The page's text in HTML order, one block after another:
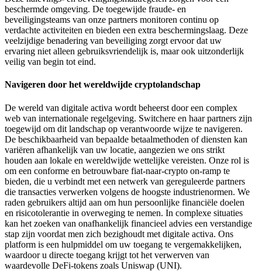
beschermde omgeving. De toegewijde fraude- en
beveiligingsteams van onze partners monitoren continu op
verdachte activiteiten en bieden een extra beschermingslaag. Deze
veelzijdige benadering van beveiliging zorgt ervoor dat uw
ervaring niet alleen gebruiksvriendelijk is, maar ook uitzonderlijk
veilig van begin tot eind.
Navigeren door het wereldwijde cryptolandschap
De wereld van digitale activa wordt beheerst door een complex
web van internationale regelgeving. Switchere en haar partners zijn
toegewijd om dit landschap op verantwoorde wijze te navigeren.
De beschikbaarheid van bepaalde betaalmethoden of diensten kan
variëren afhankelijk van uw locatie, aangezien we ons strikt
houden aan lokale en wereldwijde wettelijke vereisten. Onze rol is
om een conforme en betrouwbare fiat-naar-crypto on-ramp te
bieden, die u verbindt met een netwerk van gereguleerde partners
die transacties verwerken volgens de hoogste industrienormen. We
raden gebruikers altijd aan om hun persoonlijke financiële doelen
en risicotolerantie in overweging te nemen. In complexe situaties
kan het zoeken van onafhankelijk financieel advies een verstandige
stap zijn voordat men zich bezighoudt met digitale activa. Ons
platform is een hulpmiddel om uw toegang te vergemakkelijken,
waardoor u directe toegang krijgt tot het verwerven van
waardevolle DeFi-tokens zoals Uniswap (UNI).